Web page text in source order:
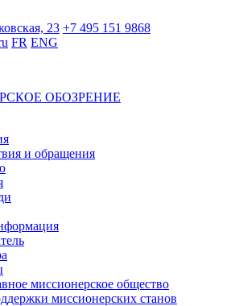
23 +7 495 151 9868
FR ENG
ОБОЗРЕНИЕ
и обращения
миссионерское общество
миссионерских станов